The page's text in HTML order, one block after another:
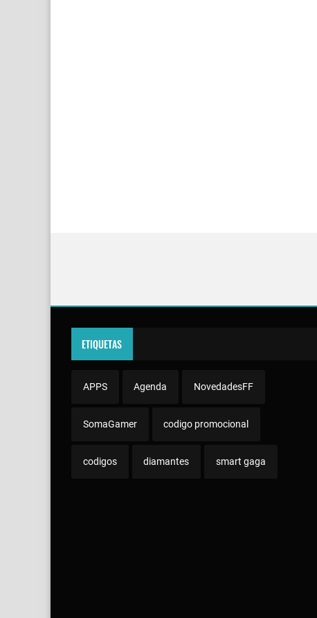
ETIQUETAS
APPS Agenda NovedadesFF
SomaGamer codigo promocional
codigos diamantes smart gaga